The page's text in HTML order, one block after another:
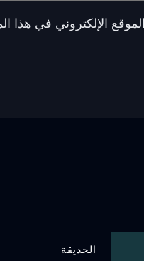
الإلكتروني في هذا
الحديقة